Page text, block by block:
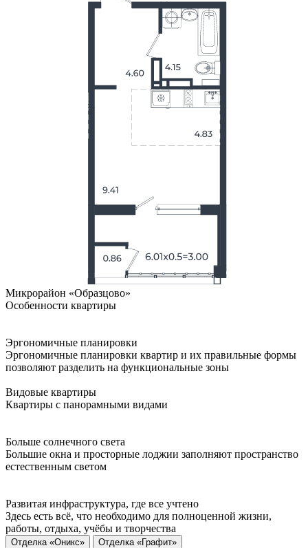
Микрорайон «Образцово»
Особенности квартиры
Эргономичные планировки
Эргономичные планировки квартир и их правильные формы
позволяют разделить на функциональные зоны
Видовые квартиры
Квартиры с панорамными видами
Больше солнечного света
Большие окна и просторные лоджии заполняют пространство
естественным светом
Развитая инфраструктура, где все учтено
Здесь есть всё, что необходимо для полноценной жизни,
работы, отдыха, учёбы и творчества
Отделка «Оникс» Отделка «Графит»